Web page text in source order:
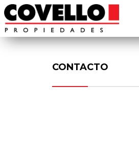
CONTACTO